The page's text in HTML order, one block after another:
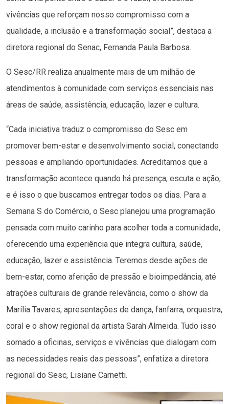
vivências que reforçam nosso compromisso com a
qualidade, a inclusão e a transformação social”, destaca a
diretora regional do Senac, Fernanda Paula Barbosa.
O Sesc/RR realiza anualmente mais de um milhão de
atendimentos à comunidade com serviços essenciais nas
áreas de saúde, assistência, educação, lazer e cultura.
“Cada iniciativa traduz o compromisso do Sesc em
promover bem-estar e desenvolvimento social, conectando
pessoas e ampliando oportunidades. Acreditamos que a
transformação acontece quando há presença, escuta e ação,
e é isso o que buscamos entregar todos os dias. Para a
Semana S do Comércio, o Sesc planejou uma programação
pensada com muito carinho para acolher toda a comunidade,
oferecendo uma experiência que integra cultura, saúde,
educação, lazer e assistência. Teremos desde ações de
bem-estar, como aferição de pressão e bioimpedância, até
atrações culturais de grande relevância, como o show da
Marília Tavares, apresentações de dança, fanfarra, orquestra,
coral e o show regional da artista Sarah Almeida. Tudo isso
somado a oficinas, serviços e vivências que dialogam com
as necessidades reais das pessoas”, enfatiza a diretora
regional do Sesc, Lisiane Carnetti.